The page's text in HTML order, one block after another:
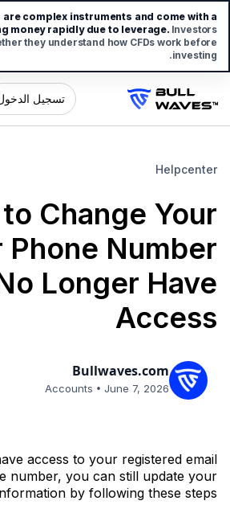
تسجيل
Helpcenter
Change Your
Phone Number
Longer Have
Access
Bullwaves.com
June 7, 2026
•
Accounts
access to your registered email
number, you can still update your
by following these steps:
are complex instruments and come with a
money rapidly due to leverage. Investors
they understand how CFDs work before
investing.